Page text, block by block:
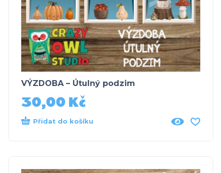
VÝZDOBA – Útulný podzim
30,00 Kč
Přidat do košíku